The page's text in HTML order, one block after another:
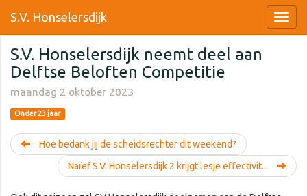
S.V. Honselersdijk
S.V. Honselersdijk neemt deel aan
Delftse Beloften Competitie
maandag 2 oktober 2023
Onder 23 jaar
Hoe bedank jij de scheidsrechter dit weekend?
Naïef S.V. Honselersdijk 2 krijgt lesje effectivit...